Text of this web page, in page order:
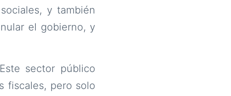
y también
el gobierno, y
sector público
fiscales, pero solo